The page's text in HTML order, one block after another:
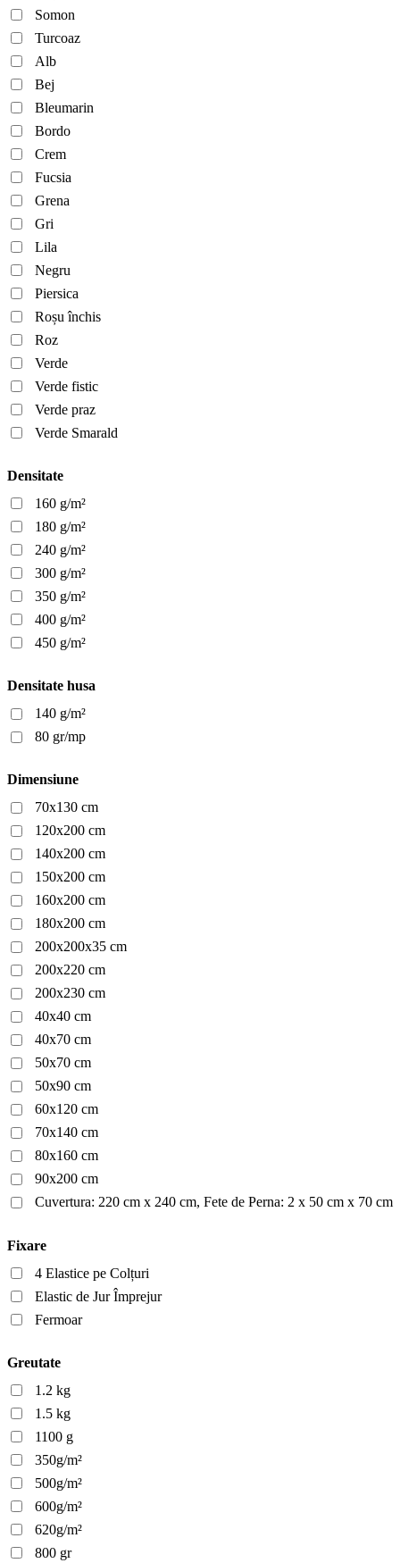
Somon
Turcoaz
Alb
Bej
Bleumarin
Bordo
Crem
Fucsia
Grena
Gri
Lila
Negru
Piersica
Roșu închis
Roz
Verde
Verde fistic
Verde praz
Verde Smarald
Densitate
160 g/m²
180 g/m²
240 g/m²
300 g/m²
350 g/m²
400 g/m²
450 g/m²
Densitate husa
140 g/m²
80 gr/mp
Dimensiune
70x130 cm
120x200 cm
140x200 cm
150x200 cm
160x200 cm
180x200 cm
200x200x35 cm
200x220 cm
200x230 cm
40x40 cm
40x70 cm
50x70 cm
50x90 cm
60x120 cm
70x140 cm
80x160 cm
90x200 cm
Cuvertura: 220 cm x 240 cm, Fete de Perna: 2 x 50 cm x 70 cm
Fixare
4 Elastice pe Colțuri
Elastic de Jur Împrejur
Fermoar
Greutate
1.2 kg
1.5 kg
1100 g
350g/m²
500g/m²
600g/m²
620g/m²
800 gr